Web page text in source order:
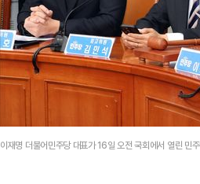
이재명 더불어민주당 대표가 16일 오전 국회에서 열린